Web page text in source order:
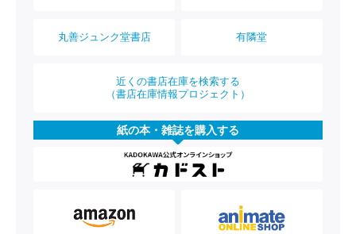
丸善ジュンク堂書店 有隣堂
近くの書店在庫を検索する
（書店在庫情報プロジェクト）
紙の本・雑誌を購入する